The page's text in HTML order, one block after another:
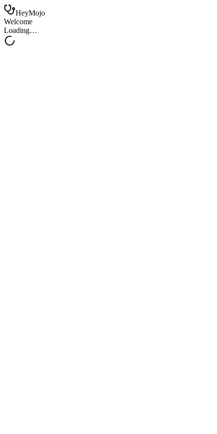
HeyMojo
Welcome
Loading…